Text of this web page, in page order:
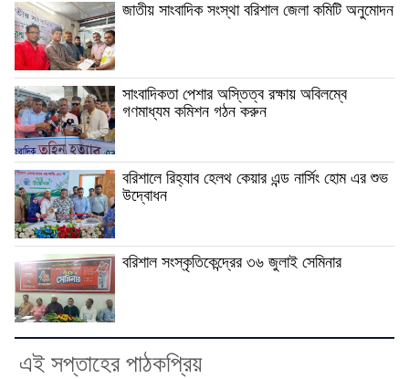
জাতীয় সাংবাদিক সংস্থা বরিশাল জেলা কমিটি অনুমোদন
সাংবাদিকতা পেশার অস্তিত্ব রক্ষায় অবিলম্বে
গণমাধ্যম কমিশন গঠন করুন
বরিশালে রিহ্যাব হেলথ কেয়ার এন্ড নার্সিং হোম এর শুভ
উদ্বোধন
বরিশাল সংস্কৃতিকেন্দ্রের ৩৬ জুলাই সেমিনার
এই সপ্তাহের পাঠকপ্রিয়